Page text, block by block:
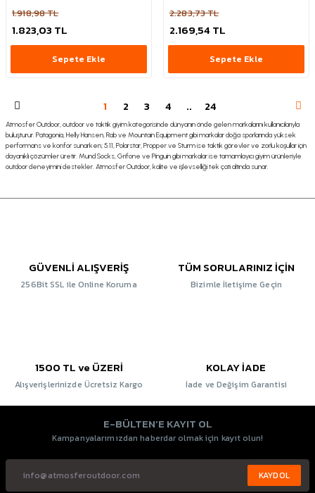
1.918,98 TL
1.823,03 TL
Sepete Ekle
2.283,73 TL
2.169,54 TL
Sepete Ekle
1 2 3 4 .. 24
Atmosfer Outdoor, outdoor ve taktik giyim kategorisinde dünyanın önde gelen markalarını kullanıcılarıyla
buluşturur. Patagonia, Helly Hansen, Rab ve Mountain Equipment gibi markalar doğa sporlarında yüksek
performans ve konfor sunarken; 5.11, Polarstar, Propper ve Sturm ise taktik görevler ve zorlu koşullar için
dayanıklı çözümler üretir. Mund Socks, Grifone ve Pinguin gibi markalar ise tamamlayıcı giyim ürünleriyle
outdoor deneyimini destekler. Atmosfer Outdoor, kalite ve işlevselliği tek çatı altında sunar.
GÜVENLİ ALIŞVERİŞ
256Bit SSL ile Online Koruma
TÜM SORULARINIZ İÇİN
Bizimle İletişime Geçin
1500 TL ve ÜZERİ
Alışverişlerinizde Ücretsiz Kargo
KOLAY İADE
İade ve Değişim Garantisi
E-BÜLTEN’E KAYIT OL
Kampanyalarımızdan haberdar olmak için kayıt olun!
KAYDOL